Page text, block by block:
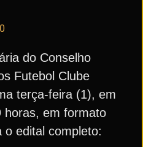
do Conselho
Futebol Clube
terça-feira (1), em
horas, em formato
o edital completo: